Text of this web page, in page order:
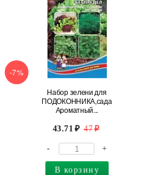
-7%
Набор зелени для
ПОДОКОННИКА,сада
Ароматный...
43.71 47
- +
В корзину